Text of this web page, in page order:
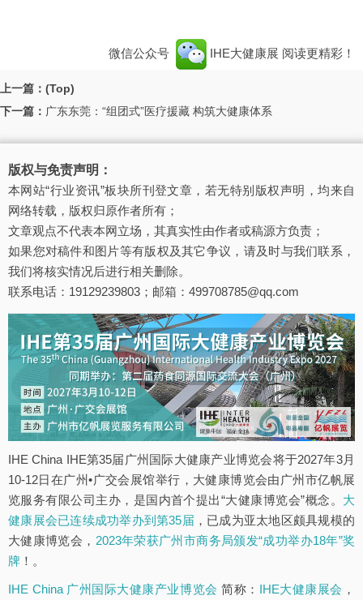
微信公众号 IHE大健康展 阅读更精彩！
上一篇：(Top)
下一篇： 广东东莞：“组团式”医疗援藏 构筑大健康体系
版权与免责声明：
本网站“行业资讯”板块所刊登文章，若无特别版权声明，均来自
网络转载，版权归原作者所有；
文章观点不代表本网立场，其真实性由作者或稿源方负责；
如果您对稿件和图片等有版权及其它争议，请及时与我们联系，
我们将核实情况后进行相关删除。
联系电话：19129239803；邮箱：499708785@qq.com
IHE China IHE第35届广州国际大健康产业博览会将于2027年3月
10-12日在广州•广交会展馆举行，大健康博览会由广州市亿帆展
览服务有限公司主办，是国内首个提出“大健康博览会”概念。 大
健康展会已连续成功举办到第35届 ，已成为亚太地区颇具规模的
大健康博览会， 2023年荣获广州市商务局颁发“成功举办18年”奖
牌 ！。
IHE China 广州国际大健康产业博览会 简称： IHE大健康展会 ，